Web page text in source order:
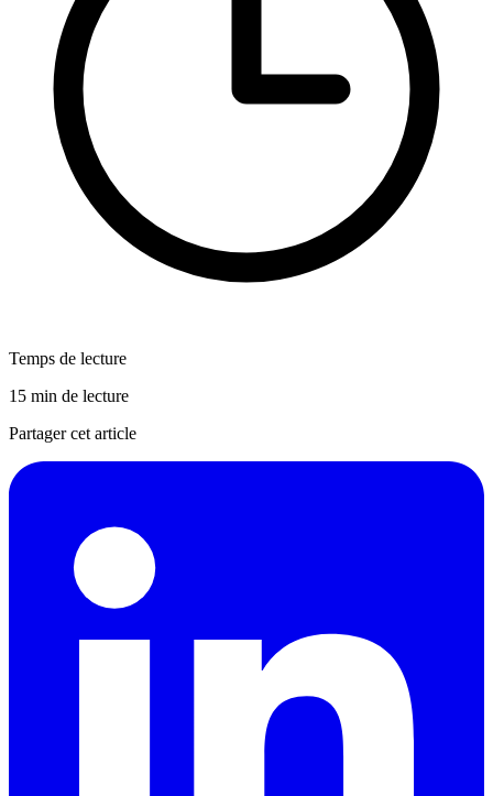
Temps de lecture
15 min de lecture
Partager cet article